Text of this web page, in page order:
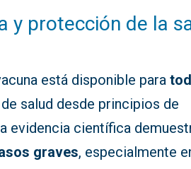
y protección de la
está disponible para
salud desde principios de
evidencia científica
graves, especialmente